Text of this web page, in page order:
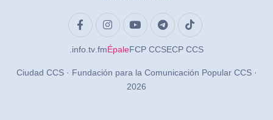
.info .tv .fmÉpaleFCP CCSECP CCS
Ciudad CCS · Fundación para la Comunicación Popular CCS ·
2026